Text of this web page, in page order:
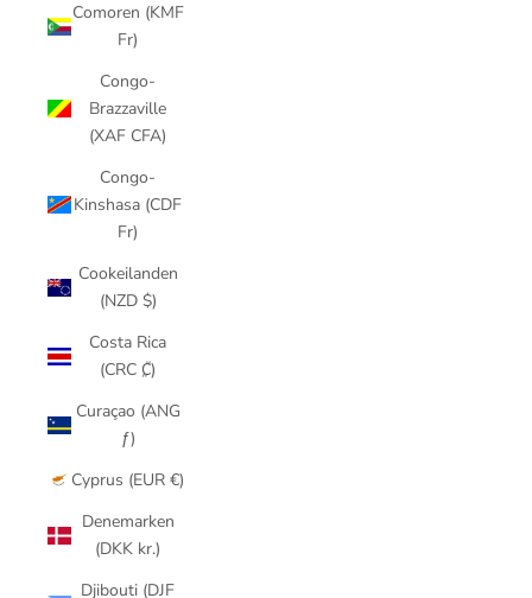
Comoren (KMF
Fr)
Congo-
Brazzaville
(XAF CFA)
Congo-
Kinshasa (CDF
Fr)
Cookeilanden
(NZD $)
Costa Rica
(CRC ₡)
Curaçao (ANG
ƒ)
Cyprus (EUR €)
Denemarken
(DKK kr.)
Djibouti (DJF